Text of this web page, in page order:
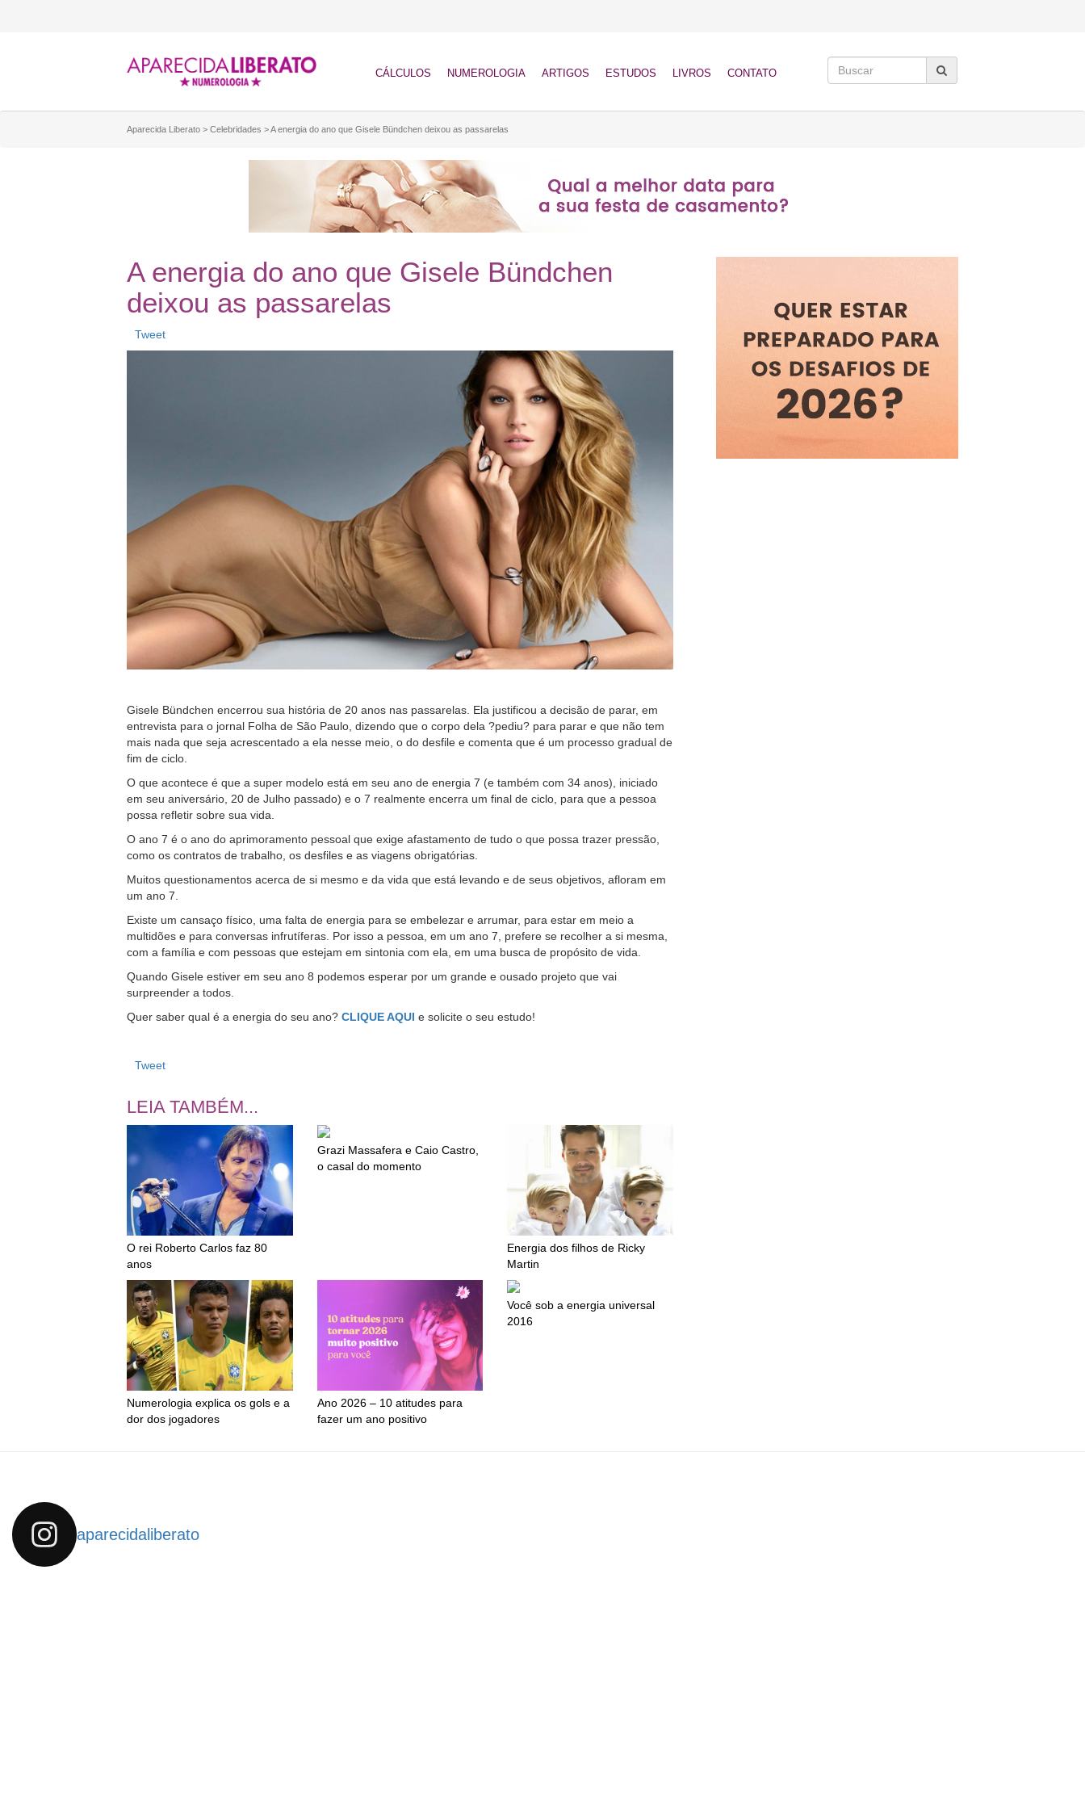
CÁLCULOS NUMEROLOGIA ARTIGOS ESTUDOS LIVROS CONTATO
Aparecida Liberato > Celebridades >A energia do ano que Gisele Bündchen deixou as passarelas
A energia do ano que Gisele Bündchen
deixou as passarelas
Tweet
Gisele Bündchen encerrou sua história de 20 anos nas passarelas. Ela justificou a decisão de parar, em
entrevista para o jornal Folha de São Paulo, dizendo que o corpo dela ?pediu? para parar e que não tem
mais nada que seja acrescentado a ela nesse meio, o do desfile e comenta que é um processo gradual de
fim de ciclo.
O que acontece é que a super modelo está em seu ano de energia 7 (e também com 34 anos), iniciado
em seu aniversário, 20 de Julho passado) e o 7 realmente encerra um final de ciclo, para que a pessoa
possa refletir sobre sua vida.
O ano 7 é o ano do aprimoramento pessoal que exige afastamento de tudo o que possa trazer pressão,
como os contratos de trabalho, os desfiles e as viagens obrigatórias.
Muitos questionamentos acerca de si mesmo e da vida que está levando e de seus objetivos, afloram em
um ano 7.
Existe um cansaço físico, uma falta de energia para se embelezar e arrumar, para estar em meio a
multidões e para conversas infrutíferas. Por isso a pessoa, em um ano 7, prefere se recolher a si mesma,
com a família e com pessoas que estejam em sintonia com ela, em uma busca de propósito de vida.
Quando Gisele estiver em seu ano 8 podemos esperar por um grande e ousado projeto que vai
surpreender a todos.
Quer saber qual é a energia do seu ano? CLIQUE AQUI e solicite o seu estudo!
Tweet
LEIA TAMBÉM...
O rei Roberto Carlos faz 80
anos
Grazi Massafera e Caio Castro,
o casal do momento
Energia dos filhos de Ricky
Martin
Numerologia explica os gols e a
dor dos jogadores
Ano 2026 – 10 atitudes para
fazer um ano positivo
Você sob a energia universal
2016
aparecidaliberato